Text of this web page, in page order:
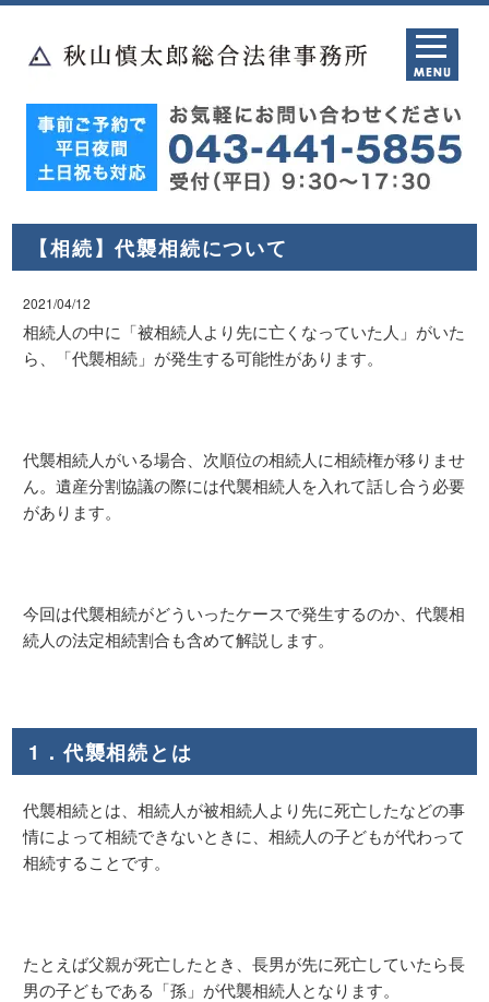
【相続】代襲相続について
2021/04/12
相続人の中に「被相続人より先に亡くなっていた人」がいた
ら、「代襲相続」が発生する可能性があります。
代襲相続人がいる場合、次順位の相続人に相続権が移りませ
ん。遺産分割協議の際には代襲相続人を入れて話し合う必要
があります。
今回は代襲相続がどういったケースで発生するのか、代襲相
続人の法定相続割合も含めて解説します。
1．代襲相続とは
代襲相続とは、相続人が被相続人より先に死亡したなどの事
情によって相続できないときに、相続人の子どもが代わって
相続することです。
たとえば父親が死亡したとき、長男が先に死亡していたら長
男の子どもである「孫」が代襲相続人となります。